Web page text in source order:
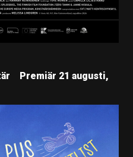
Premiär 21 augusti,